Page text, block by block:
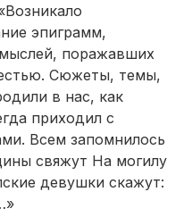
эпиграмм,
поражавших
Сюжеты, темы,
в нас, как
приходил с
Всем запомнилось
свяжут На могилу
девушки скажут: